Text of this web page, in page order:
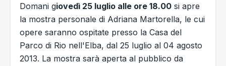
Domani giovedì 25 luglio alle ore 18.00 si apre
la mostra personale di Adriana Martorella, le cui
opere saranno ospitate presso la Casa del
Parco di Rio nell'Elba, dal 25 luglio al 04 agosto
2013. La mostra sarà aperta al pubblico da